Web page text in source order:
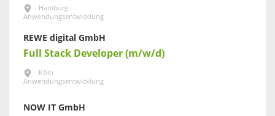
Hamburg
Anwendungsentwicklung
REWE digital GmbH
Full Stack Developer (m/w/d)
Köln
Anwendungsentwicklung
NOW IT GmbH